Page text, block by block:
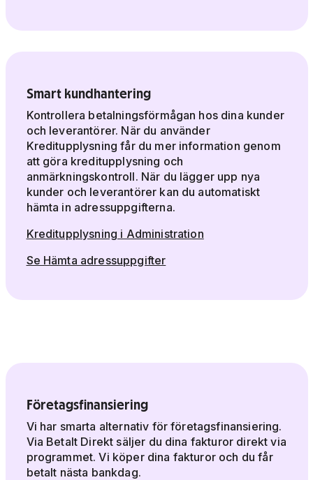
Smart kundhantering
Kontrollera betalningsförmågan hos dina kunder
och leverantörer. När du använder
Kreditupplysning får du mer information genom
att göra kreditupplysning och
anmärkningskontroll. När du lägger upp nya
kunder och leverantörer kan du automatiskt
hämta in adressuppgifterna.
Kreditupplysning i Administration
Se Hämta adressuppgifter
Företagsfinansiering
Vi har smarta alternativ för företagsfinansiering.
Via Betalt Direkt säljer du dina fakturor direkt via
programmet. Vi köper dina fakturor och du får
betalt nästa bankdag.